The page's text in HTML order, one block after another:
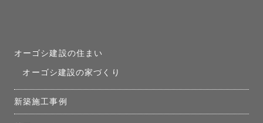
オーゴシ建設の住まい
オーゴシ建設の家づくり
新築施工事例